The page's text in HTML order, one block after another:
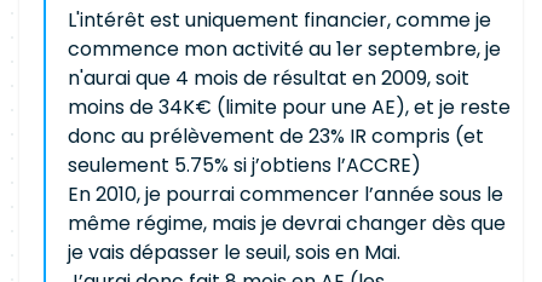
L'intérêt est uniquement financier, comme je
commence mon activité au 1er septembre, je
n'aurai que 4 mois de résultat en 2009, soit
moins de 34K€ (limite pour une AE), et je reste
donc au prélèvement de 23% IR compris (et
seulement 5.75% si j’obtiens l’ACCRE)
En 2010, je pourrai commencer l’année sous le
même régime, mais je devrai changer dès que
je vais dépasser le seuil, sois en Mai.